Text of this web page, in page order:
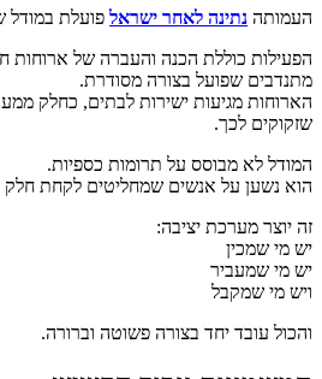
העמותה נתינה לאחר ישראל פועלת במודל
הפעילות כוללת הכנה והעברה של
מתנדבים שפועל בצורה מסודרת.
הארוחות מגיעות ישירות לבתים, כחלק
שזקוקים לכך.
המודל לא מבוסס על תרומות כספיות.
הוא נשען על אנשים שמחליטים לקחת חלק
זה יוצר מערכת יציבה:
יש מי שמכין
יש מי שמעביר
ויש מי שמקבל
והכול עובד יחד בצורה פשוטה וברורה.